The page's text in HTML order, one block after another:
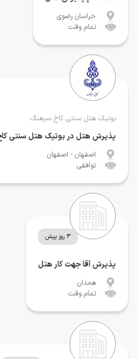
خراسان رضوی
تمام وقت
بوتیک هتل سنتی کاخ سرهنگ
پذیرش هتل در بوتیک هتل سنتی
اصفهان - اصفهان
توافقی
3 روز پیش
پذیرش آقا جهت کار هتل
همدان
تمام وقت